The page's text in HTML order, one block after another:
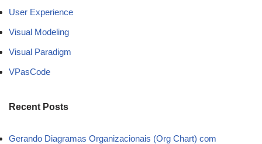
User Experience
Visual Modeling
Visual Paradigm
VPasCode
Recent Posts
Gerando Diagramas Organizacionais (Org Chart) com